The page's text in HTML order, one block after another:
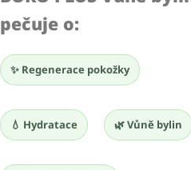
pečuje o:
✨ Regenerace pokožky
💧 Hydratace 🌿 Vůně bylin